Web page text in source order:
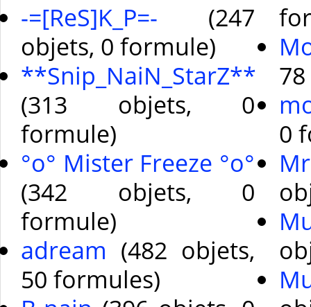
-=[ReS]K_P=- (247
objets, 0 formule)
**Snip_NaiN_StarZ**
(313 objets, 0
formule)
°o° Mister Freeze °o°
(342 objets, 0
formule)
adream (482 objets,
50 formules)
0